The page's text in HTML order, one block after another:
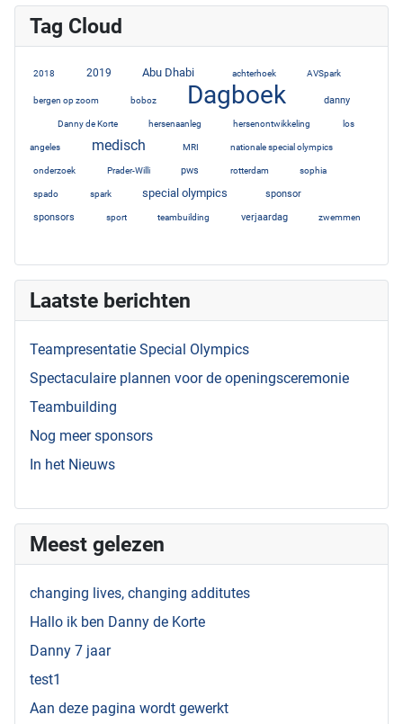
Tag Cloud
2018 2019 Abu Dhabi achterhoek AVSpark
bergen op zoom boboz Dagboek danny
Danny de Korte hersenaanleg hersenontwikkeling los
angeles medisch MRI nationale special olympics
onderzoek Prader-Willi pws rotterdam sophia
spado spark special olympics sponsor
sponsors sport teambuilding verjaardag zwemmen
Laatste berichten
Teampresentatie Special Olympics
Spectaculaire plannen voor de openingsceremonie
Teambuilding
Nog meer sponsors
In het Nieuws
Meest gelezen
changing lives, changing additutes
Hallo ik ben Danny de Korte
Danny 7 jaar
test1
Aan deze pagina wordt gewerkt